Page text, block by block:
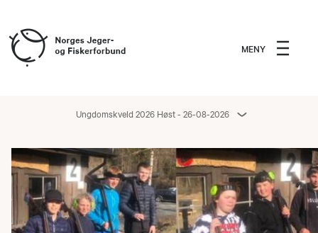
MENY
Ungdomskveld 2026 Høst - 26-08-2026